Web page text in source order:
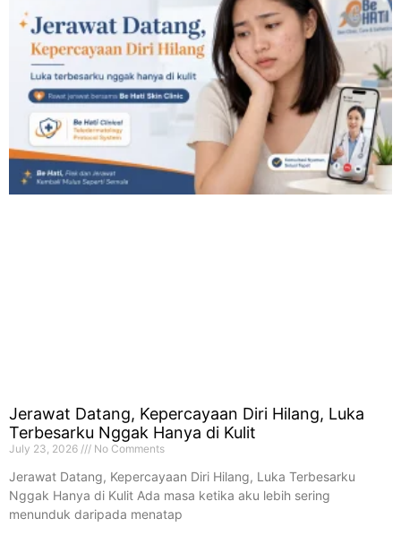
Jerawat Datang, Kepercayaan Diri Hilang, Luka
Terbesarku Nggak Hanya di Kulit
July 23, 2026 No Comments
Jerawat Datang, Kepercayaan Diri Hilang, Luka Terbesarku
Nggak Hanya di Kulit Ada masa ketika aku lebih sering
menunduk daripada menatap